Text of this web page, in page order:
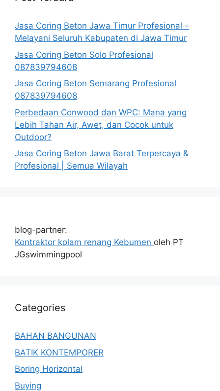
Jasa Coring Beton Jawa Timur Profesional –
Melayani Seluruh Kabupaten di Jawa Timur
Jasa Coring Beton Solo Profesional
087839794608
Jasa Coring Beton Semarang Profesional
087839794608
Perbedaan Conwood dan WPC: Mana yang
Lebih Tahan Air, Awet, dan Cocok untuk
Outdoor?
Jasa Coring Beton Jawa Barat Terpercaya &
Profesional | Semua Wilayah
blog-partner:
Kontraktor kolam renang Kebumen oleh PT
JGswimmingpool
Categories
BAHAN BANGUNAN
BATIK KONTEMPORER
Boring Horizontal
Buying